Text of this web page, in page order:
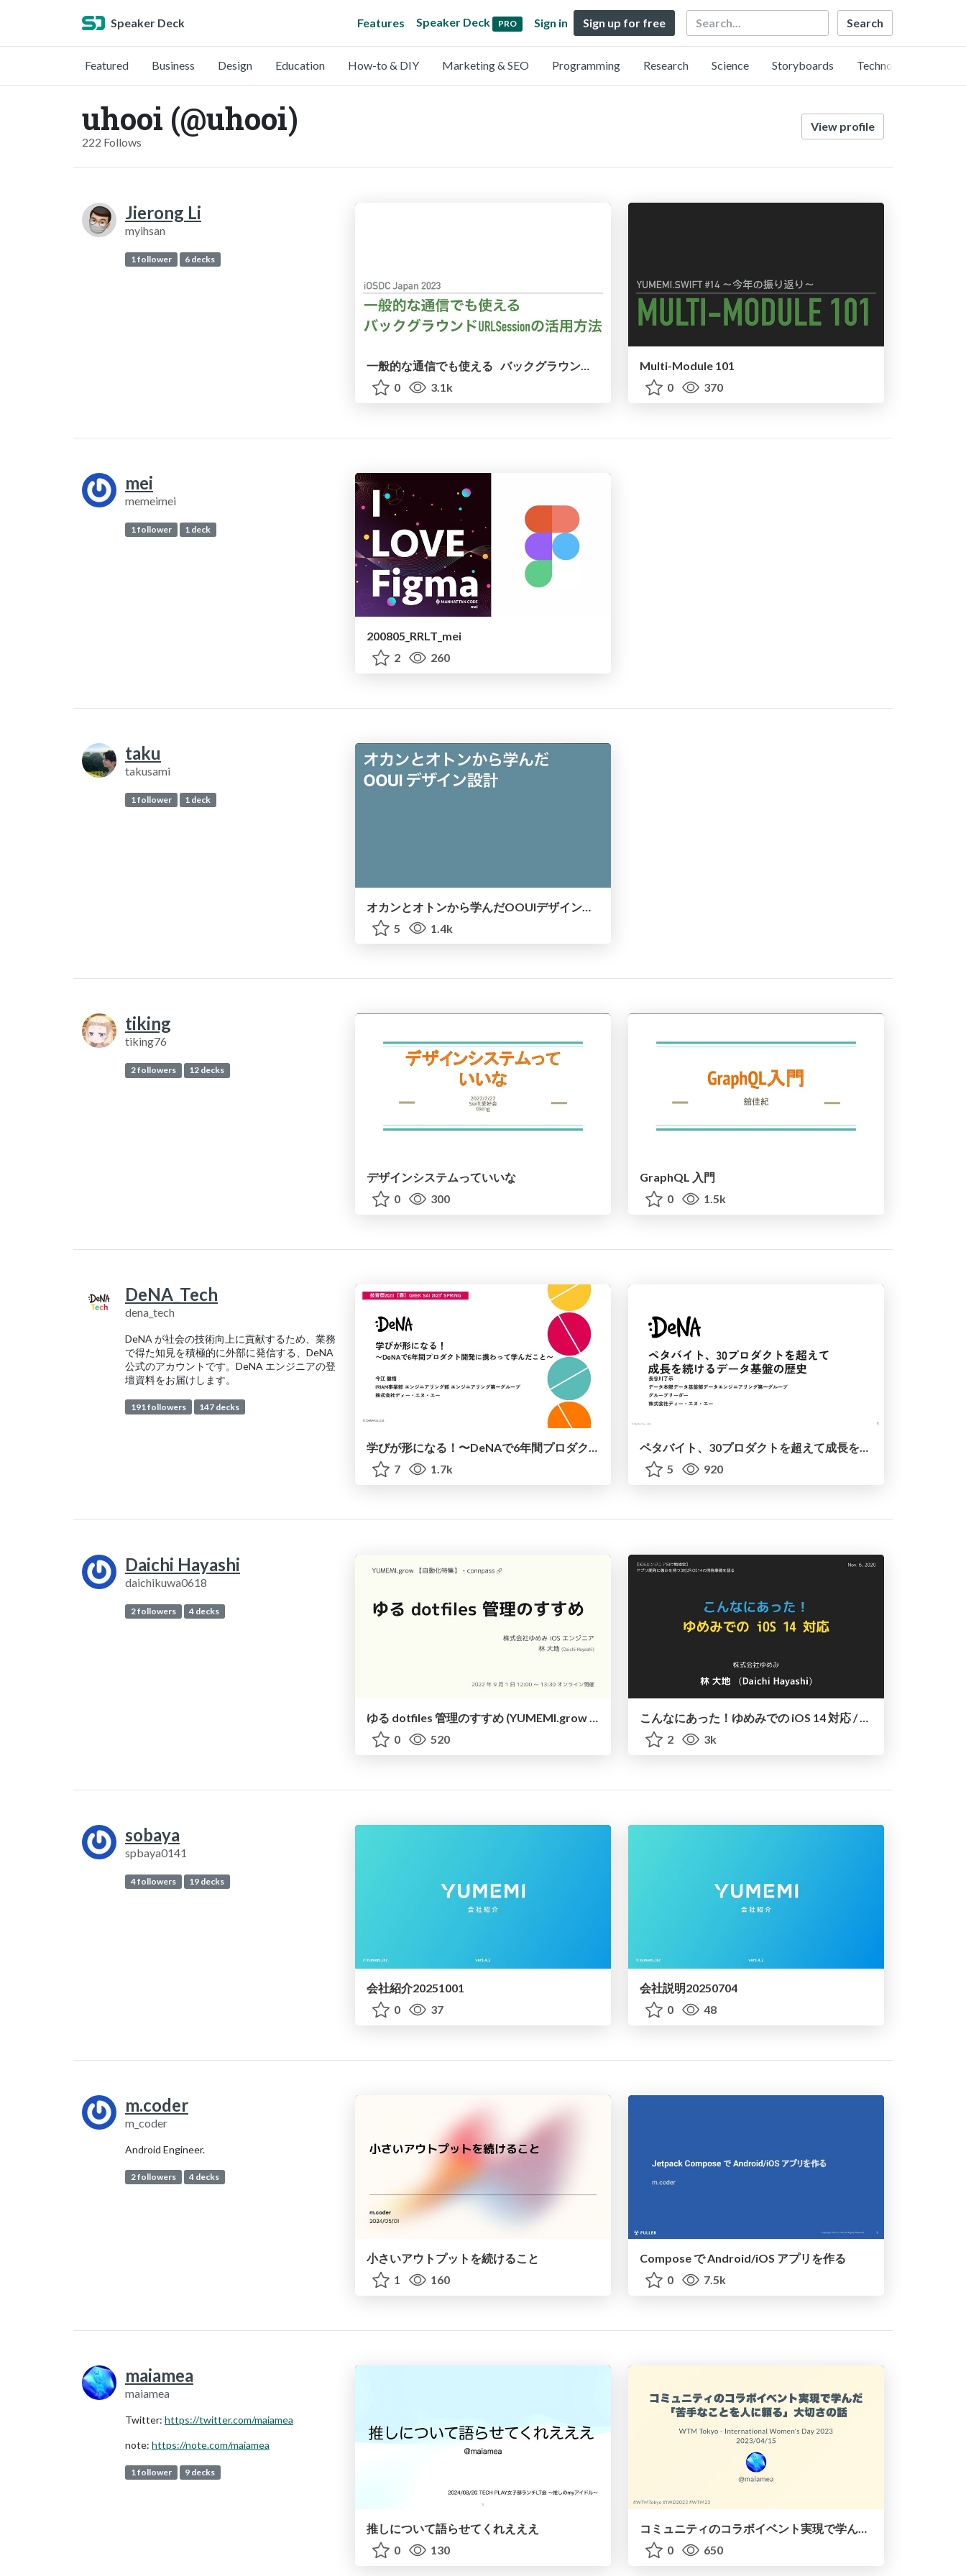
Speaker Deck Features Speaker Deck PRO Sign in Sign up for free Search
Featured Business Design Education How-to & DIY Marketing & SEO Programming Research Science Storyboards Technology
uhooi (@uhooi)
222 Follows
View profile
Jierong Li
myihsan
1 follower 6 decks
一般的な通信でも使える バックグラウンドURLSessionの活用方法 / How to use background URLSession for general network data transfer tasks.
0
3.1k
Multi-Module 101
0
370
mei
memeimei
1 follower 1 deck
200805_RRLT_mei
2
260
taku
takusami
1 follower 1 deck
5
1.4k
tiking
tiking76
2 followers 12 decks
デザインシステムっていいな
0
300
GraphQL 入門
0
1.5k
DeNA_Tech
dena_tech
DeNA が社会の技術向上に貢献するため、業務
で得た知見を積極的に外部に発信する、DeNA
公式のアカウントです。DeNA エンジニアの登
壇資料をお届けします。
191 followers 147 decks
学びが形になる！〜DeNAで6年間プロダクト開発に携わって学んだこと〜
7
1.7k
ペタバイト、30プロダクトを超えて成長を続けるデータ基盤の歴史
5
920
Daichi Hayashi
daichikuwa0618
2 followers 4 decks
ゆる dotfiles 管理のすすめ (YUMEMI.grow 【自動化特集】) / Effortless dotfiles management at YUMEMI.grow
0
520
こんなにあった！ゆめみでの iOS 14 対応 / Towards iOS 14 in YUMEMI.inc
2
3k
sobaya
spbaya0141
4 followers 19 decks
会社紹介20251001
0
37
会社説明20250704
0
48
m.coder
m_coder
Android Engineer.
2 followers 4 decks
小さいアウトプットを続けること
1
160
Compose で Android/iOS アプリを作る
0
7.5k
maiamea
maiamea
Twitter: https://twitter.com/maiamea
note: https://note.com/maiamea
1 follower 9 decks
推しについて語らせてくれえええ
0
130
コミュニティのコラボイベント実現で学んだ「苦手なことを人に頼る」大切さの話
0
650